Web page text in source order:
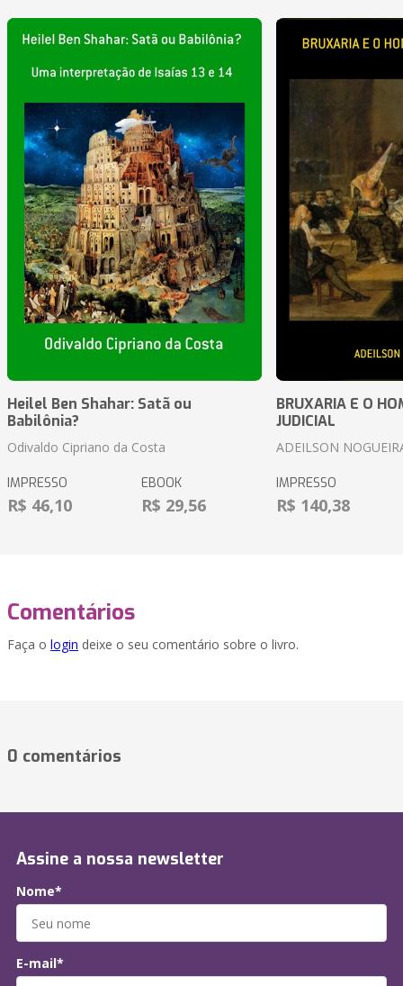
Heilel Ben Shahar: Satã ou
Babilônia?
Odivaldo Cipriano da Costa
IMPRESSO
R$ 46,10
EBOOK
R$ 29,56
BRUXARIA E O
JUDICIAL
ADEILSON
IMPRESSO
R$ 140,38
Comentários
Faça o login deixe o seu comentário sobre o livro.
0 comentários
Assine a nossa newsletter
Nome*
E-mail*